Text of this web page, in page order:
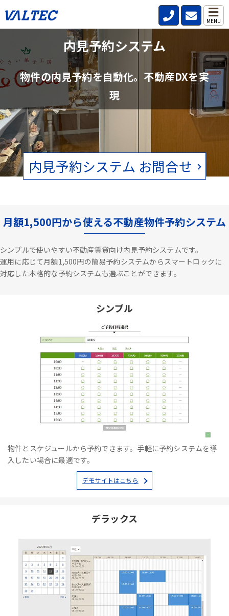
MENU
内見予約システム
物件の内見予約を自動化。不動産DXを実
現
内見予約システム お問合せ
不動産管理会社と仲介会社の内見確認の
手間を削減
賃貸物件の空状況をリアルタイムで確認。電話、FAXの手間をなくし
月額1,500円から使える不動産物件予約システム
シンプルで使いやすい不動産賃貸向け内見予約システムです。
運用に応じて月額1,500円の簡易予約システムからスマートロックに
対応した本格的な予約システムも選ぶことができます。
シンプル
物件とスケジュールから予約できます。手軽に予約システムを導
入したい場合に最適です。
デモサイトはこちら
デラックス